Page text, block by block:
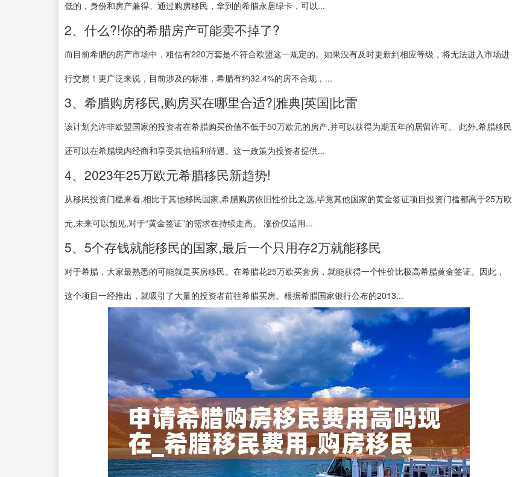
低的，身份和房产兼得。通过购房移民，拿到的希腊永居绿卡，可以...
2、什么?!你的希腊房产可能卖不掉了?
而目前希腊的房产市场中，粗估有220万套是不符合欧盟这一规定的。如果没有及时更新到相应等级，将无法进入市场进
行交易！更广泛来说，目前涉及的标准，希腊有约32.4%的房不合规，...
3、希腊购房移民,购房买在哪里合适?|雅典|英国|比雷
该计划允许非欧盟国家的投资者在希腊购买价值不低于50万欧元的房产,并可以获得为期五年的居留许可。 此外,希腊移民
还可以在希腊境内经商和享受其他福利待遇。这一政策为投资者提供...
4、2023年25万欧元希腊移民新趋势!
从移民投资门槛来看,相比于其他移民国家,希腊购房依旧性价比之选,毕竟其他国家的黄金签证项目投资门槛都高于25万欧
元,未来可以预见,对于“黄金签证”的需求在持续走高。 涨价仅适用...
5、5个存钱就能移民的国家,最后一个只用存2万就能移民
对于希腊，大家最熟悉的可能就是买房移民。在希腊花25万欧买套房，就能获得一个性价比极高希腊黄金签证。因此，
这个项目一经推出，就吸引了大量的投资者前往希腊买房。根据希腊国家银行公布的2013...